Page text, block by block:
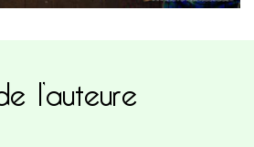
l’auteure